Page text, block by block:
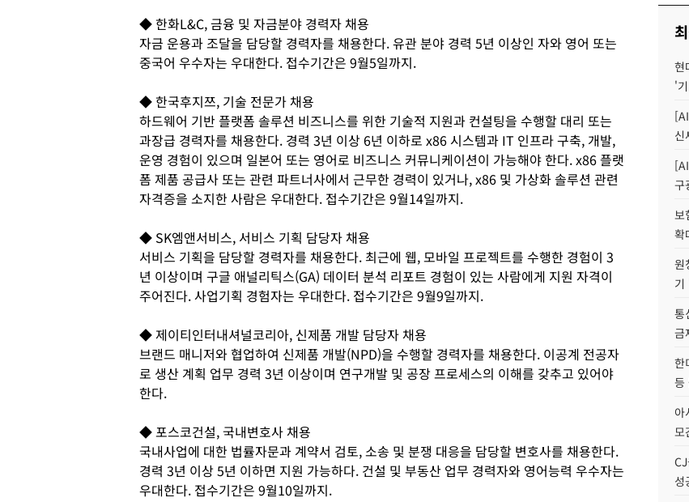
◆ 한화L&C, 금융 및 자금분야 경력자 채용
자금 운용과 조달을 담당할 경력자를 채용한다. 유관 분야 경력 5년 이상인 자와 영어 또는
중국어 우수자는 우대한다. 접수기간은 9월5일까지.
◆ 한국후지쯔, 기술 전문가 채용
하드웨어 기반 플랫폼 솔루션 비즈니스를 위한 기술적 지원과 컨설팅을 수행할 대리 또는
과장급 경력자를 채용한다. 경력 3년 이상 6년 이하로 x86 시스템과 IT 인프라 구축, 개발,
운영 경험이 있으며 일본어 또는 영어로 비즈니스 커뮤니케이션이 가능해야 한다. x86 플랫
폼 제품 공급사 또는 관련 파트너사에서 근무한 경력이 있거나, x86 및 가상화 솔루션 관련
자격증을 소지한 사람은 우대한다. 접수기간은 9월14일까지.
◆ SK엠앤서비스, 서비스 기획 담당자 채용
서비스 기획을 담당할 경력자를 채용한다. 최근에 웹, 모바일 프로젝트를 수행한 경험이 3
년 이상이며 구글 애널리틱스(GA) 데이터 분석 리포트 경험이 있는 사람에게 지원 자격이
주어진다. 사업기획 경험자는 우대한다. 접수기간은 9월9일까지.
◆ 제이티인터내셔널코리아, 신제품 개발 담당자 채용
브랜드 매니저와 협업하여 신제품 개발(NPD)을 수행할 경력자를 채용한다. 이공계 전공자
로 생산 계획 업무 경력 3년 이상이며 연구개발 및 공장 프로세스의 이해를 갖추고 있어야
한다.
◆ 포스코건설, 국내변호사 채용
국내사업에 대한 법률자문과 계약서 검토, 소송 및 분쟁 대응을 담당할 변호사를 채용한다.
경력 3년 이상 5년 이하면 지원 가능하다. 건설 및 부동산 업무 경력자와 영어능력 우수자는
우대한다. 접수기간은 9월10일까지.
현
'
신
구
보
확
원
기
통
금
한
등
아
모
성